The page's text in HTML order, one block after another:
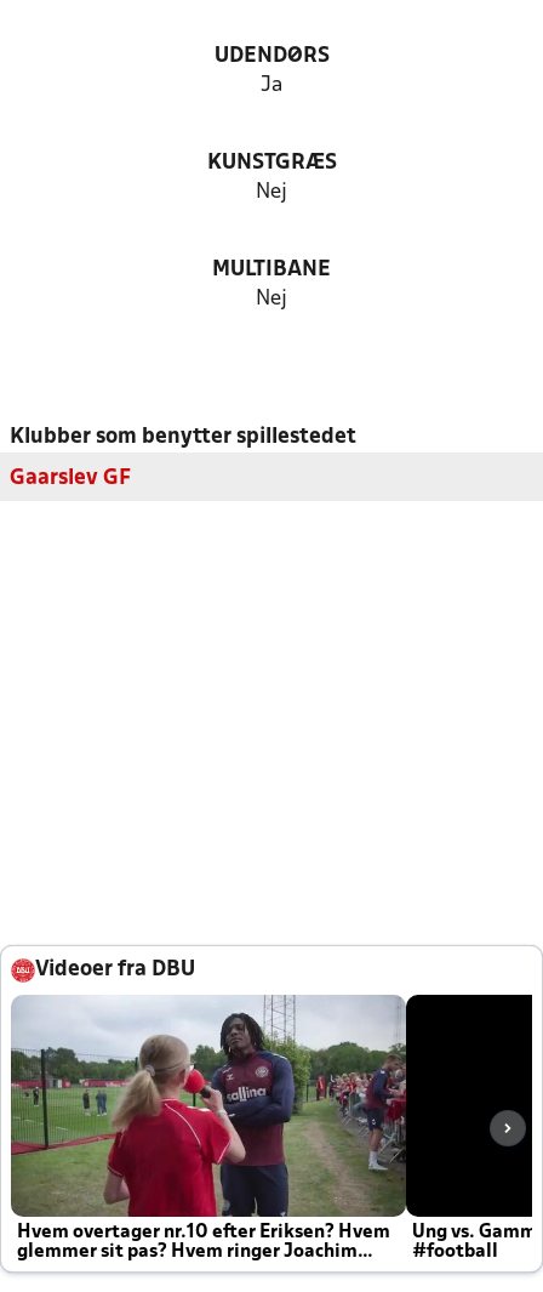
UDENDØRS
Ja
KUNSTGRÆS
Nej
MULTIBANE
Nej
Klubber som benytter spillestedet
Gaarslev GF
Videoer fra DBU
Hvem overtager nr.10 efter Eriksen? Hvem
glemmer sit pas? Hvem ringer Joachim
altid til efter kampe?
Ung vs.
#football